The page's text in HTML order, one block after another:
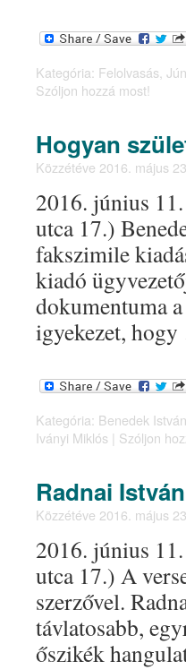
Kategória: Felolvasás
Szóljon hozzá most!
Hogyan
Közzétéve 2016. május
2016. június
utca 17.)
fakszimile
kiadó
dokumentuma
igyekezet,
Kategória: Benedek
Iványi Miklós | Szóljon
Radnai
Közzétéve 2016. május
2016. június
utca 17.) A
szerzővel.
távlatosabb,
őszikék